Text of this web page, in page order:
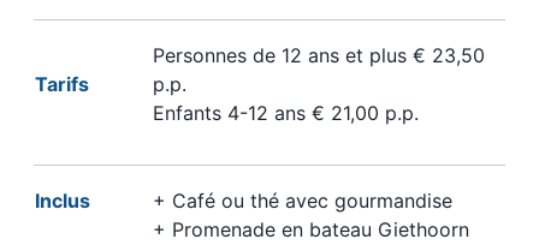
Tarifs
Personnes de 12 ans et plus € 23,50
p.p.
Enfants 4-12 ans € 21,00 p.p.
Inclus
+ Café ou thé avec gourmandise
+ Promenade en bateau Giethoorn